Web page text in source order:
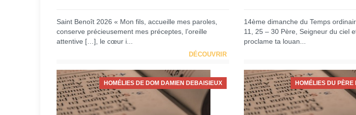
Saint Benoît 2026 « Mon fils, accueille mes paroles,
conserve précieusement mes préceptes, l’oreille
attentive […], le cœur i...
DÉCOUVRIR
14ème dimanche du Temps
11, 25 – 30 Père, Seigneur du ciel
proclame ta louan...
HOMÉLIES DE DOM DAMIEN DEBAISIEUX HOMÉLIES DU